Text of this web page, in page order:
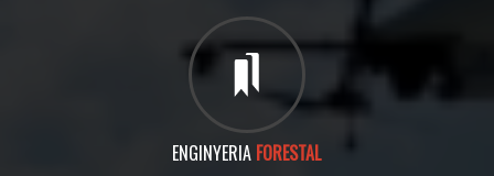
ENGINYERIA FORESTAL